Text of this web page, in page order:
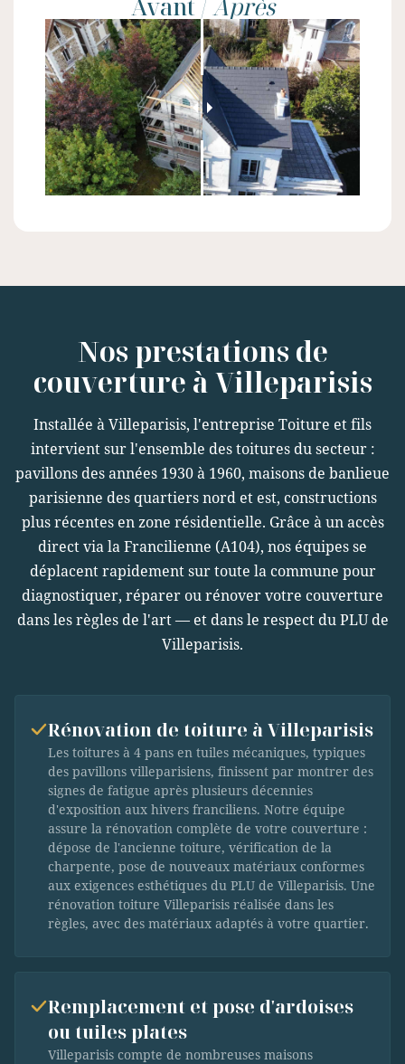
Avant /Après
Nos prestations de
couverture à Villeparisis
Installée à Villeparisis, l'entreprise Toiture et fils
intervient sur l'ensemble des toitures du secteur :
pavillons des années 1930 à 1960, maisons de banlieue
parisienne des quartiers nord et est, constructions
plus récentes en zone résidentielle. Grâce à un accès
direct via la Francilienne (A104), nos équipes se
déplacent rapidement sur toute la commune pour
diagnostiquer, réparer ou rénover votre couverture
dans les règles de l'art — et dans le respect du PLU de
Villeparisis.
Rénovation de toiture à Villeparisis
Les toitures à 4 pans en tuiles mécaniques, typiques
des pavillons villeparisiens, finissent par montrer des
signes de fatigue après plusieurs décennies
d'exposition aux hivers franciliens. Notre équipe
assure la rénovation complète de votre couverture :
dépose de l'ancienne toiture, vérification de la
charpente, pose de nouveaux matériaux conformes
aux exigences esthétiques du PLU de Villeparisis. Une
rénovation toiture Villeparisis réalisée dans les
règles, avec des matériaux adaptés à votre quartier.
Remplacement et pose d'ardoises
ou tuiles plates
Villeparisis compte de nombreuses maisons